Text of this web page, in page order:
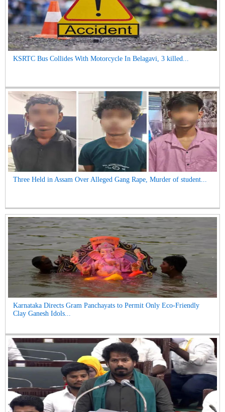
KSRTC Bus Collides With Motorcycle In Belagavi, 3 killed...
Three Held in Assam Over Alleged Gang Rape, Murder of student...
Karnataka Directs Gram Panchayats to Permit Only Eco-Friendly
Clay Ganesh Idols...